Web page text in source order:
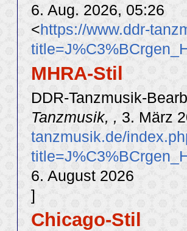
6. Aug. 2026, 05:26
<https://www.ddr-
MHRA-Stil
DDR-Tanzmusik-
Tanzmusik, , 3. März
tanzmusik.de/
6. August 2026
]
Chicago-Stil